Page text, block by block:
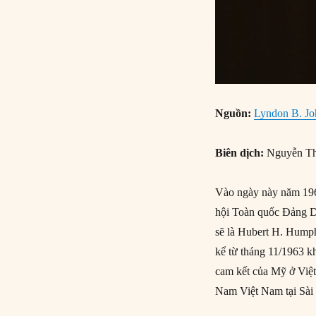
Nguồn:Lyndon B.
Biên dịch: Nguyễn
Vào ngày này năm
hội Toàn quốc Đảng
sẽ là Hubert H.
kể từ tháng 11/1963
cam kết của Mỹ ở
Nam Việt Nam tại